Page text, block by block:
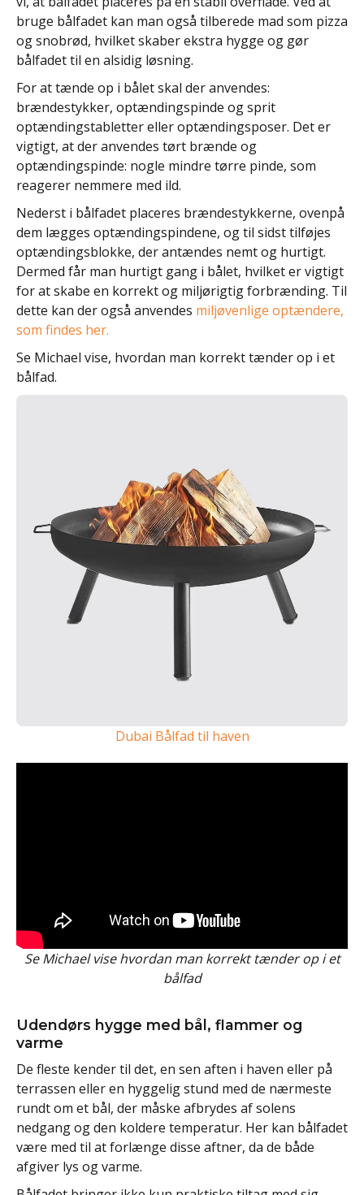
bruge bålfadet kan man også tilberede mad som pizza
og snobrød, hvilket skaber ekstra hygge og gør
bålfadet til en alsidig løsning.
For at tænde op i bålet skal der anvendes:
brændestykker, optændingspinde og sprit
optændingstabletter eller optændingsposer. Det er
vigtigt, at der anvendes tørt brænde og
optændingspinde: nogle mindre tørre pinde, som
reagerer nemmere med ild.
Nederst i bålfadet placeres brændestykkerne, ovenpå
dem lægges optændingspindene, og til sidst tilføjes
optændingsblokke, der antændes nemt og hurtigt.
Dermed får man hurtigt gang i bålet, hvilket er vigtigt
for at skabe en korrekt og miljørigtig forbrænding. Til
dette kan der også anvendes miljøvenlige optændere,
som findes her.
Se Michael vise, hvordan man korrekt tænder op i et
bålfad.
Dubai Bålfad til haven
Se Michael vise hvordan man korrekt tænder op i et
bålfad
Udendørs hygge med bål, flammer og
varme
De fleste kender til det, en sen aften i haven eller på
terrassen eller en hyggelig stund med de nærmeste
rundt om et bål, der måske afbrydes af solens
nedgang og den koldere temperatur. Her kan bålfadet
være med til at forlænge disse aftner, da de både
afgiver lys og varme.